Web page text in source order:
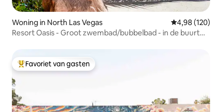
Woning in North Las Vegas Gemiddelde
4,98 (120)
Resort Oasis - Groot zwembad/bubbelbad - in de buurt
Topfavoriet van gasten
Favoriet van gasten